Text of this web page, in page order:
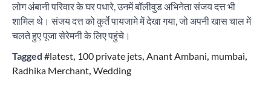
लोग अंबानी परिवार के घर पधारे, उनमें बॉलीवुड अभिनेता संजय दत्त भी
शामिल थे। संजय दत्त को कुर्ते पायजामे में देखा गया, जो अपनी खास चाल में
चलते हुए पूजा सेरेमनी के लिए पहुंचे।
Tagged #latest, 100 private jets, Anant Ambani, mumbai,
Radhika Merchant, Wedding